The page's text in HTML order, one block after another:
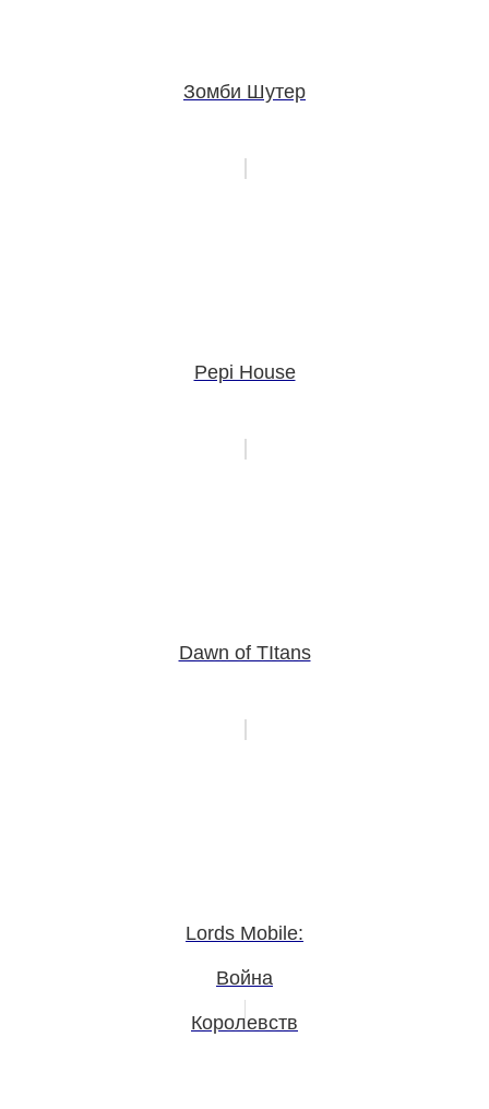
Зомби Шутер
Pepi House
Dawn of TItans
Lords Mobile:
Война
Королевств